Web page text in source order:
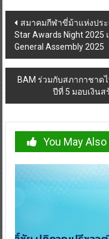
Post
navigation
สมาคมกีฬาขี่ม้าแห่งประ
Star Awards Night
General Assembly 2025
BAM ร่วมกับสภากาชาด
ปีที่ 5 มอบเงิน
You May Also